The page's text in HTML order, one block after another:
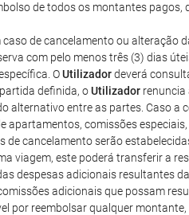
de todos os montantes pagos,
de cancelamento ou alteração
com pelo menos três (3) dias
OUtilizadordeverá
definida, oUtilizador renuncia
alternativo entre as partes. Caso a
apartamentos, comissões
de cancelamento serão
viagem, este poderá transferir a
despesas adicionais resultantes
adicionais que possam
por reembolsar qualquer